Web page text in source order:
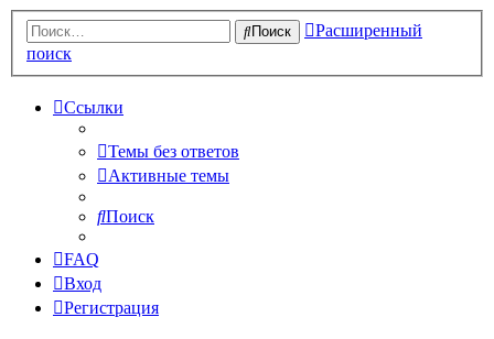
Поиск
Расширенный
поиск
Ссылки
Темы без ответов
Активные темы
Поиск
FAQ
Вход
Регистрация